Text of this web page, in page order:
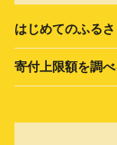
はじめてのふる
寄付上限額を調べ